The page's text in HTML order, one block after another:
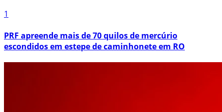
1
PRF apreende mais de 70 quilos de mercúrio
escondidos em estepe de caminhonete em RO